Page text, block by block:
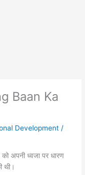
Baan Ka
Development /
अपनी ध्वजा पर धारण
थी।